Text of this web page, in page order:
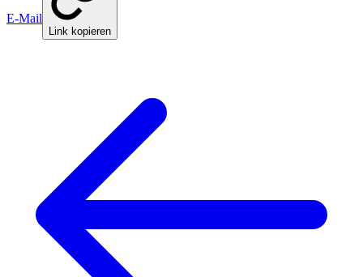
E-Mail
Link kopieren